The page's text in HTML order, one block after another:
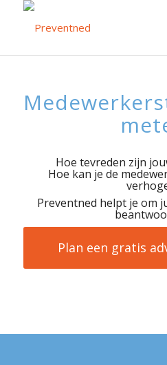
Hoe tevreden zijn
Hoe kan je de
Preventned helpt je om
Plan een gratis